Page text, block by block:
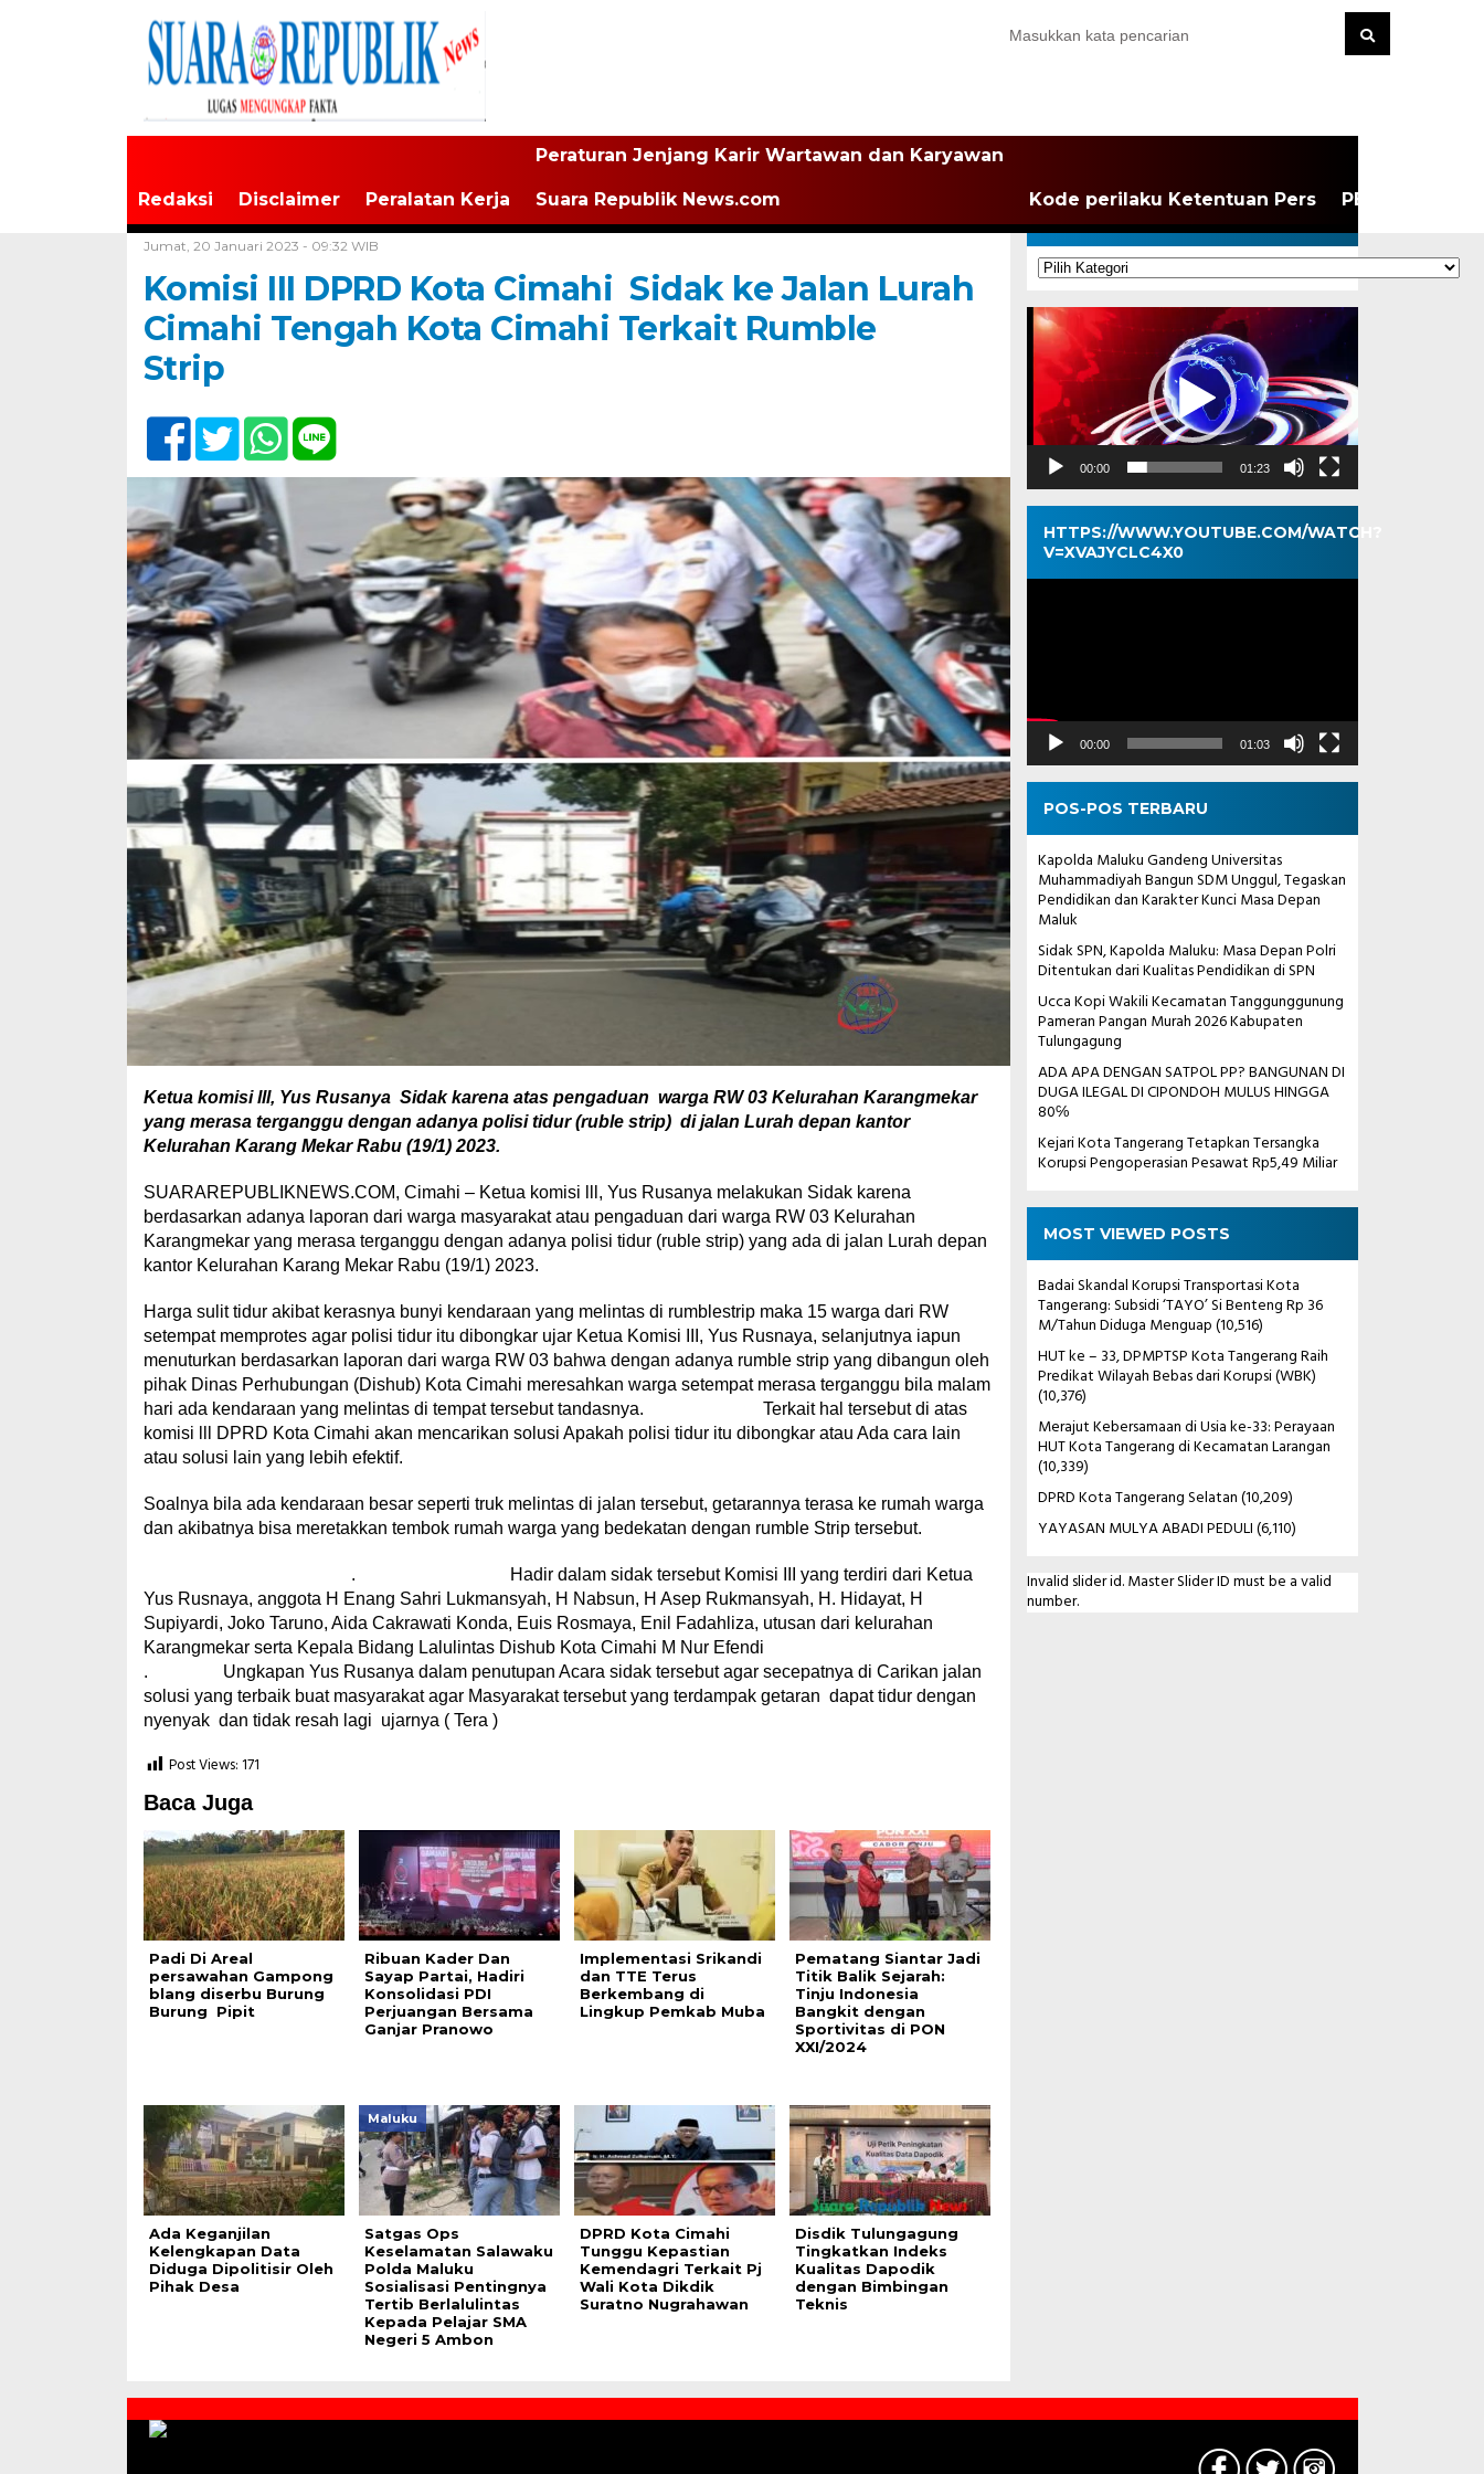
Redaksi Disclaimer Peralatan Kerja
Peraturan Jenjang Karir Wartawan dan Karyawan
Suara Republik News.com Kode perilaku Ketentuan Pers PEDOMAN
Jumat, 20 Januari 2023 - 09:32 WIB
Komisi III DPRD Kota Cimahi Sidak ke Jalan Lurah
Cimahi Tengah Kota Cimahi Terkait Rumble
Strip
Ketua komisi lll, Yus Rusanya Sidak karena atas pengaduan warga RW 03 Kelurahan Karangmekar
yang merasa terganggu dengan adanya polisi tidur (ruble strip) di jalan Lurah depan kantor
Kelurahan Karang Mekar Rabu (19/1) 2023.
SUARAREPUBLIKNEWS.COM, Cimahi – Ketua komisi lll, Yus Rusanya melakukan Sidak karena
berdasarkan adanya laporan dari warga masyarakat atau pengaduan dari warga RW 03 Kelurahan
Karangmekar yang merasa terganggu dengan adanya polisi tidur (ruble strip) yang ada di jalan Lurah depan
kantor Kelurahan Karang Mekar Rabu (19/1) 2023.
Harga sulit tidur akibat kerasnya bunyi kendaraan yang melintas di rumblestrip maka 15 warga dari RW
setempat memprotes agar polisi tidur itu dibongkar ujar Ketua Komisi III, Yus Rusnaya, selanjutnya iapun
menuturkan berdasarkan laporan dari warga RW 03 bahwa dengan adanya rumble strip yang dibangun oleh
pihak Dinas Perhubungan (Dishub) Kota Cimahi meresahkan warga setempat merasa terganggu bila malam
hari ada kendaraan yang melintas di tempat tersebut tandasnya. Terkait hal tersebut di atas
komisi lll DPRD Kota Cimahi akan mencarikan solusi Apakah polisi tidur itu dibongkar atau Ada cara lain
atau solusi lain yang lebih efektif.
Soalnya bila ada kendaraan besar seperti truk melintas di jalan tersebut, getarannya terasa ke rumah warga
dan akibatnya bisa meretakkan tembok rumah warga yang bedekatan dengan rumble Strip tersebut.
. Hadir dalam sidak tersebut Komisi III yang terdiri dari Ketua
Yus Rusnaya, anggota H Enang Sahri Lukmansyah, H Nabsun, H Asep Rukmansyah, H. Hidayat, H
Supiyardi, Joko Taruno, Aida Cakrawati Konda, Euis Rosmaya, Enil Fadahliza, utusan dari kelurahan
Karangmekar serta Kepala Bidang Lalulintas Dishub Kota Cimahi M Nur Efendi
. Ungkapan Yus Rusanya dalam penutupan Acara sidak tersebut agar secepatnya di Carikan jalan
solusi yang terbaik buat masyarakat agar Masyarakat tersebut yang terdampak getaran dapat tidur dengan
nyenyak dan tidak resah lagi ujarnya ( Tera )
Post Views: 171
Baca Juga
Padi Di Areal
persawahan Gampong
blang diserbu Burung
Burung Pipit
Ribuan Kader Dan
Sayap Partai, Hadiri
Konsolidasi PDI
Perjuangan Bersama
Ganjar Pranowo
Implementasi Srikandi
dan TTE Terus
Berkembang di
Lingkup Pemkab Muba
Pematang Siantar Jadi
Titik Balik Sejarah:
Tinju Indonesia
Bangkit dengan
Sportivitas di PON
XXI/2024
Ada Keganjilan
Kelengkapan Data
Diduga Dipolitisir Oleh
Pihak Desa
Maluku
Satgas Ops
Keselamatan Salawaku
Polda Maluku
Sosialisasi Pentingnya
Tertib Berlalulintas
Kepada Pelajar SMA
Negeri 5 Ambon
DPRD Kota Cimahi
Tunggu Kepastian
Kemendagri Terkait Pj
Wali Kota Dikdik
Suratno Nugrahawan
Disdik Tulungagung
Tingkatkan Indeks
Kualitas Dapodik
dengan Bimbingan
Teknis
KATEGORI
Kategori
Pemutar
Video
00:00 01:23
HTTPS://WWW.YOUTUBE.COM/WATCH?
V=XVAJYCLC4X0
Pemutar
00:00 01:03
POS-POS TERBARU
Kapolda Maluku Gandeng Universitas
Muhammadiyah Bangun SDM Unggul, Tegaskan
Pendidikan dan Karakter Kunci Masa Depan
Maluk
Sidak SPN, Kapolda Maluku: Masa Depan Polri
Ditentukan dari Kualitas Pendidikan di SPN
Ucca Kopi Wakili Kecamatan Tanggunggunung
Pameran Pangan Murah 2026 Kabupaten
Tulungagung
ADA APA DENGAN SATPOL PP? BANGUNAN DI
DUGA ILEGAL DI CIPONDOH MULUS HINGGA
80℅
Kejari Kota Tangerang Tetapkan Tersangka
Korupsi Pengoperasian Pesawat Rp5,49 Miliar
MOST VIEWED POSTS
Badai Skandal Korupsi Transportasi Kota
Tangerang: Subsidi ‘TAYO’ Si Benteng Rp 36
M/Tahun Diduga Menguap(10,516)
HUT ke – 33, DPMPTSP Kota Tangerang Raih
Predikat Wilayah Bebas dari Korupsi (WBK)
(10,376)
Merajut Kebersamaan di Usia ke-33: Perayaan
HUT Kota Tangerang di Kecamatan Larangan
(10,339)
DPRD Kota Tangerang Selatan(10,209)
YAYASAN MULYA ABADI PEDULI(6,110)
Invalid slider id. Master Slider ID must be a valid
number.